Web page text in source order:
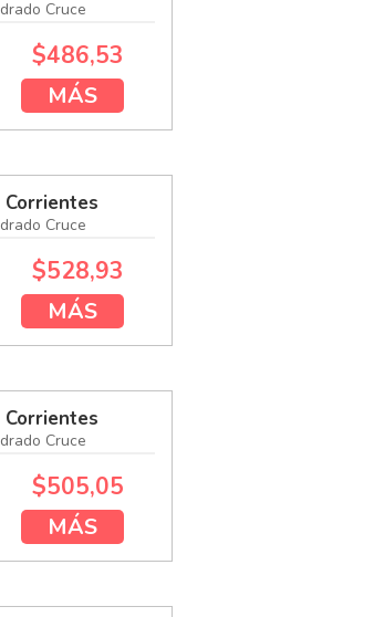
Cruce
$486,53
MÁS
Corrientes
Cruce
$528,93
MÁS
Corrientes
Cruce
$505,05
MÁS